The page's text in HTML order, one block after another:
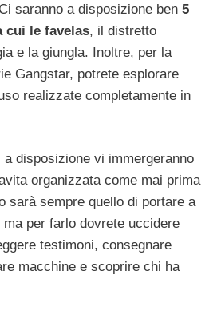
saranno a disposizione ben 5
cui le favelas, il distretto
e la giungla. Inoltre, per la
Gangstar, potrete esplorare
realizzate completamente in
a disposizione vi immergeranno
organizzata come mai prima
sarà sempre quello di portare a
per farlo dovrete uccidere
testimoni, consegnare
macchine e scoprire chi ha